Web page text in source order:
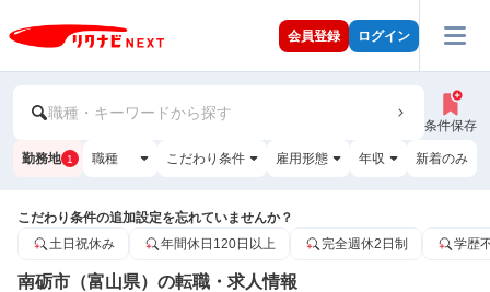
会員登録 ログイン
職種・キーワードから探す
条件保存
勤務地 1 職種 こだわり条件 雇用形態 年収 新着のみ
こだわり条件の追加設定を忘れていませんか？
土日祝休み
年間休日120日以上 完全週休2日制 学歴
南砺市（富山県）の転職・求人情報